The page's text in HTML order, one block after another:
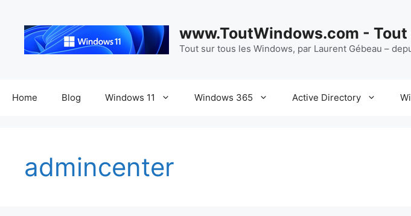
contenu
www.ToutWindows.com -
Tout sur tous les Windows, par Laurent Gébeau –
Home Blog Windows 11 Windows 365 Active Directory
admincenter